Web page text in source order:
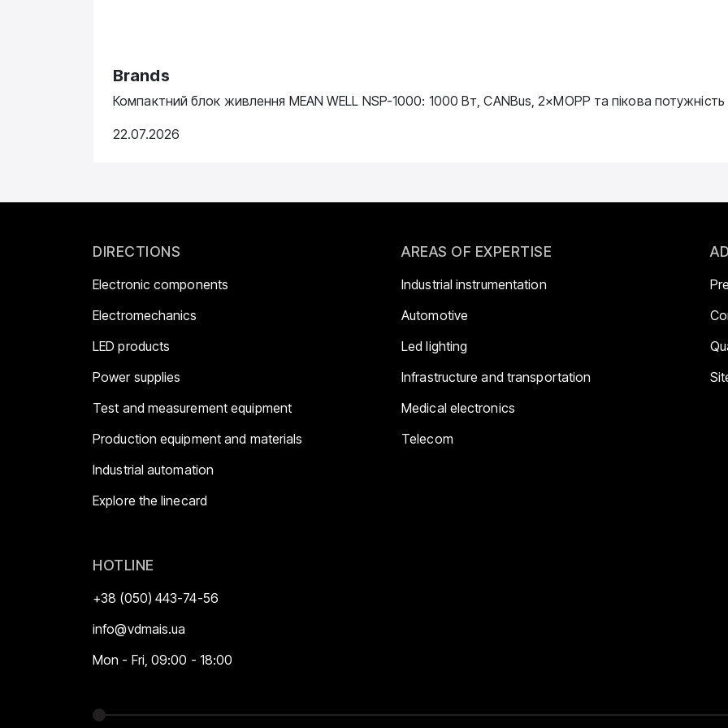
Brands
Компактний блок живлення MEAN WELL NSP-1000: 1000 Вт, CANBus, 2×MOPP та пікова потужність
22.07.2026
DIRECTIONS
Electronic components
Electromechanics
LED products
Power supplies
Test and measurement equipment
Production equipment and materials
Industrial automation
Explore the linecard
AREAS OF EXPERTISE
Industrial instrumentation
Automotive
Led lighting
Infrastructure and transportation
Medical electronics
Telecom
HOTLINE
+38 (050) 443-74-56
info@vdmais.ua
Mon - Fri, 09:00 - 18:00